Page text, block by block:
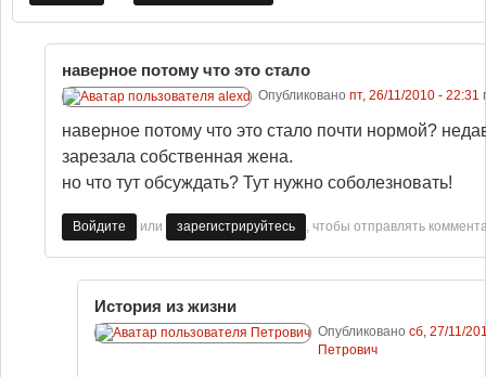
наверное потому что это стало
Опубликовано пт, 26/11/2010 - 22:31
наверное потому что это стало почти нормой?
зарезала собственная жена.
но что тут обсуждать? Тут нужно соболезновать!
Войдите или зарегистрируйтесь , чтобы отправлять
История из жизни
Опубликовано сб, 27/11/
Петрович